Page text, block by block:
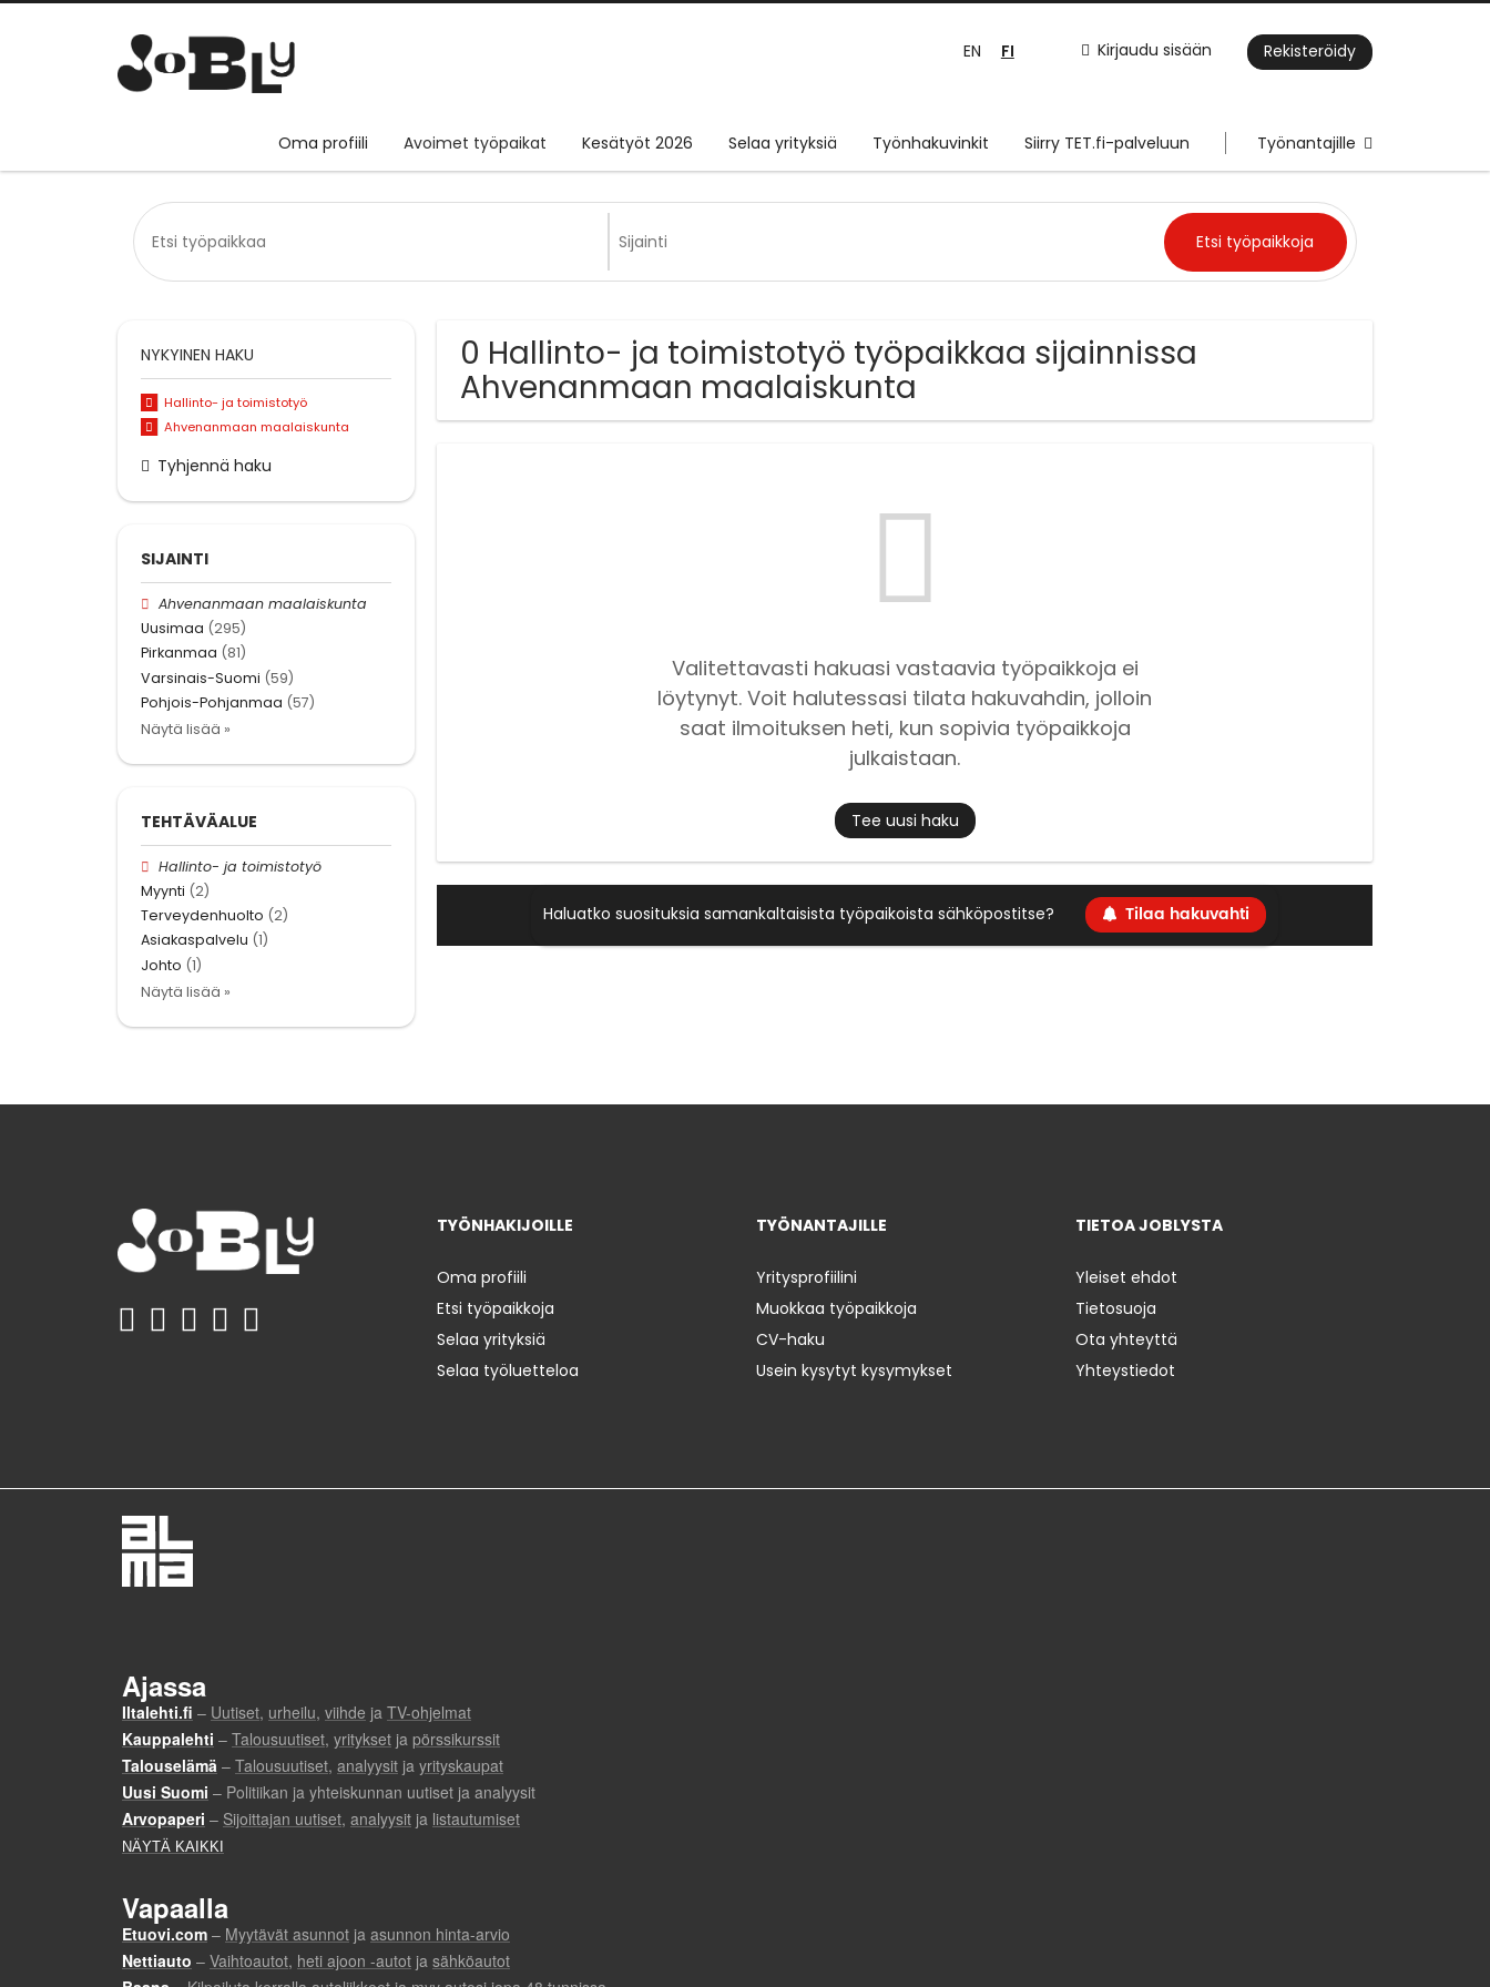
Kirjaudu sisään Rekisteröidy
EN FI
Oma profiili Avoimet työpaikat Kesätyöt 2026 Selaa yrityksiä Työnhakuvinkit Siirry TET.fi-palveluun Työnantajille
0 Hallinto- ja toimistotyö työpaikkaa sijainnissa
Ahvenanmaan maalaiskunta
Valitettavasti hakuasi vastaavia työpaikkoja ei
löytynyt. Voit halutessasi tilata hakuvahdin, jolloin
saat ilmoituksen heti, kun sopivia työpaikkoja
julkaistaan.
Tee uusi haku
Haluatko suosituksia samankaltaisista työpaikoista sähköpostitse? Tilaa hakuvahti
NYKYINEN HAKU
Hallinto- ja toimistotyö
Ahvenanmaan maalaiskunta
Tyhjennä haku
SIJAINTI
Ahvenanmaan maalaiskunta
Uusimaa (295)
Pirkanmaa (81)
Varsinais-Suomi (59)
Pohjois-Pohjanmaa (57)
Näytä lisää »
TEHTÄVÄALUE
Hallinto- ja toimistotyö
Myynti (2)
Terveydenhuolto (2)
Asiakaspalvelu (1)
Johto (1)
Näytä lisää »
TYÖNHAKIJOILLE
Oma profiili
Etsi työpaikkoja
Selaa yrityksiä
Selaa työluetteloa
TYÖNANTAJILLE
Yritysprofiilini
Muokkaa työpaikkoja
CV-haku
Usein kysytyt kysymykset
TIETOA JOBLYSTA
Yleiset ehdot
Tietosuoja
Ota yhteyttä
Yhteystiedot